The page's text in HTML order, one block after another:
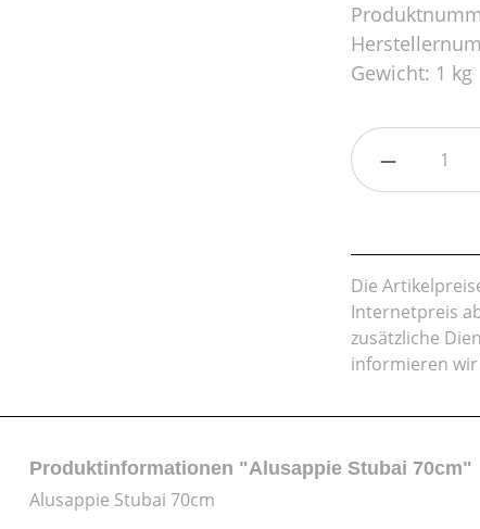
Gewicht: 1 kg
Produkt
Die
Internetpreis
zusätzliche
informieren
Produktinformationen "Alusappie Stubai 70cm"
Alusappie Stubai 70cm